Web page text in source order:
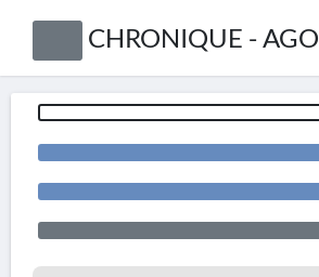
CHRONIQUE - AGO